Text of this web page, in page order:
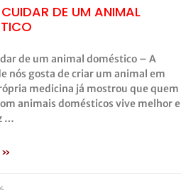
DE UM ANIMAL
de um animal doméstico – A
nós gosta de criar um animal em
medicina já mostrou que quem
animais domésticos vive melhor e
…
»